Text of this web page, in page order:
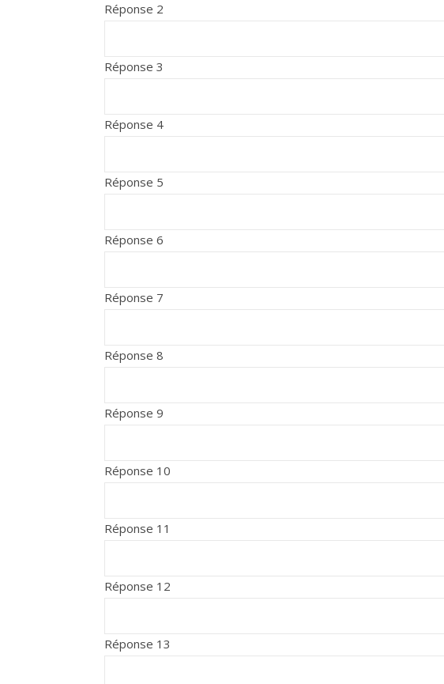
Réponse 2
Réponse 3
Réponse 4
Réponse 5
Réponse 6
Réponse 7
Réponse 8
Réponse 9
Réponse 10
Réponse 11
Réponse 12
Réponse 13